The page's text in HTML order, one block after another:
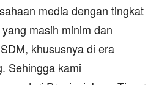
media dengan tingkat
masih minim dan
khususnya di era
Sehingga kami